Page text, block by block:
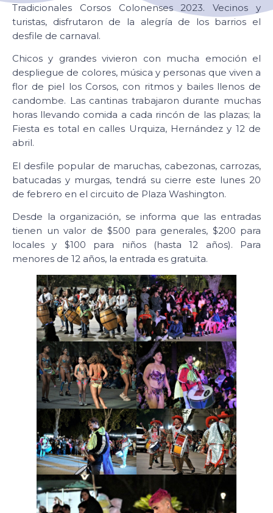
Tradicionales Corsos Colonenses 2023. Vecinos y
turistas, disfrutaron de la alegría de los barrios el
desfile de carnaval.
Chicos y grandes vivieron con mucha emoción el
despliegue de colores, música y personas que viven a
flor de piel los Corsos, con ritmos y bailes llenos de
candombe. Las cantinas trabajaron durante muchas
horas llevando comida a cada rincón de las plazas; la
Fiesta es total en calles Urquiza, Hernández y 12 de
abril.
El desfile popular de maruchas, cabezonas, carrozas,
batucadas y murgas, tendrá su cierre este lunes 20
de febrero en el circuito de Plaza Washington.
Desde la organización, se informa que las entradas
tienen un valor de $500 para generales, $200 para
locales y $100 para niños (hasta 12 años). Para
menores de 12 años, la entrada es gratuita.